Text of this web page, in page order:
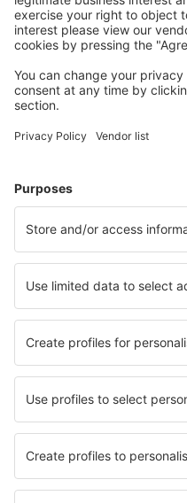
Vyberte si z více než
apartmánů, chat a
Nejvyhledávanější
Hotely ve Francii - Oblíbená
Hotely in Cannes Hotely
Hotely in Nancy Hotely
Nejlepší hotely - města
Hotely in Santa Maria del Cedro
Hotely in Santo Domingo de